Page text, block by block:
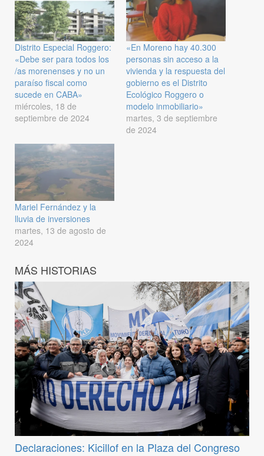
Distrito Especial Roggero:
«Debe ser para todos los
/as morenenses y no un
paraíso fiscal como
sucede en CABA»
miércoles, 18 de
septiembre de 2024
«En Moreno hay 40.300
personas sin acceso a la
vivienda y la respuesta del
gobierno es el Distrito
Ecológico Roggero o
modelo inmobiliario»
martes, 3 de septiembre
de 2024
Mariel Fernández y la
lluvia de inversiones
martes, 13 de agosto de
2024
MÁS HISTORIAS
Declaraciones: Kicillof en la Plaza del Congreso